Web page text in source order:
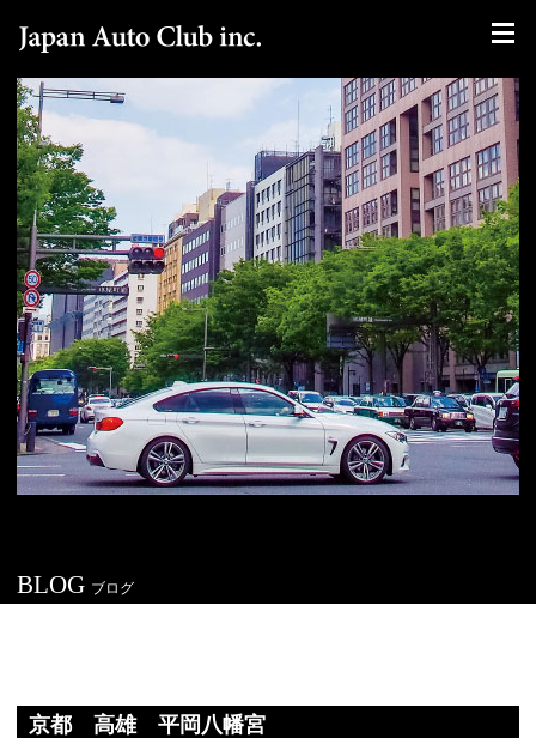
BLOG ブログ
京都 高雄 平岡八幡宮